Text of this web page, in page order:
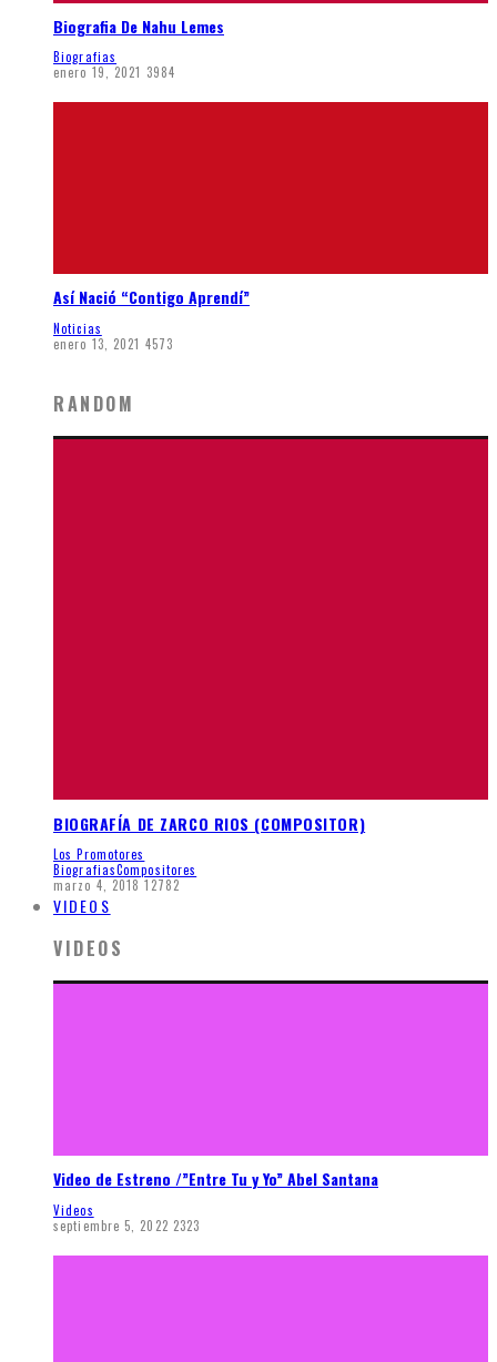
Biografia De Nahu Lemes
Biografias
enero 19, 2021 3984
Así Nació “Contigo Aprendí”
Noticias
enero 13, 2021 4573
RANDOM
BIOGRAFÍA DE ZARCO RIOS (COMPOSITOR)
Los Promotores
BiografiasCompositores
marzo 4, 2018 12782
VIDEOS
VIDEOS
Video de Estreno /”Entre Tu y Yo” Abel Santana
Videos
septiembre 5, 2022 2323